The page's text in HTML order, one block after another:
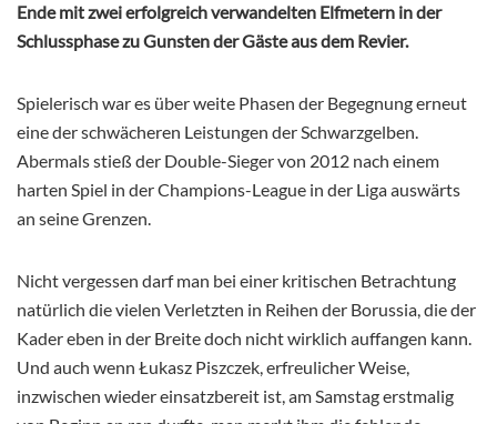
Ende mit zwei erfolgreich verwandelten Elfmetern in der
Schlussphase zu Gunsten der Gäste aus dem Revier.
Spielerisch war es über weite Phasen der Begegnung erneut
eine der schwächeren Leistungen der Schwarzgelben.
Abermals stieß der Double-Sieger von 2012 nach einem
harten Spiel in der Champions-League in der Liga auswärts
an seine Grenzen.
Nicht vergessen darf man bei einer kritischen Betrachtung
natürlich die vielen Verletzten in Reihen der Borussia, die der
Kader eben in der Breite doch nicht wirklich auffangen kann.
Und auch wenn Łukasz Piszczek, erfreulicher Weise,
inzwischen wieder einsatzbereit ist, am Samstag erstmalig